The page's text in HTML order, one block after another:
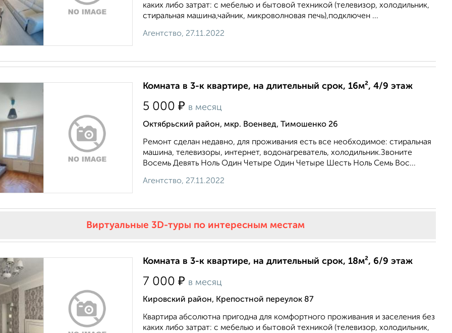
каких либо затрат: с мебелью и бытовой техникой (телевизор, холодильник,
стиральная машина,чайник, микроволновая печь),подключен ...
Агентство, 27.11.2022
Комната в 3-к квартире, на длительный срок, 16м², 4/9 этаж
5 000 ₽ в месяц
Октябрьский район, мкр. Военвед, Тимошенко 26
Ремонт сделан недавно, для проживания есть все необходимое: стиральная
машина, телевизоры, интернет, водонагреватель, холодильник.Звоните
Восемь Девять Ноль Один Четыре Один Четыре Шесть Ноль Семь Вос...
Агентство, 27.11.2022
Виртуальные 3D-туры по интересным местам
Комната в 3-к квартире, на длительный срок, 18м², 6/9 этаж
7 000 ₽ в месяц
Кировский район, Крепостной переулок 87
Квартира абсолютна пригодна для комфортного проживания и заселения без
каких либо затрат: с мебелью и бытовой техникой (телевизор, холодильник,